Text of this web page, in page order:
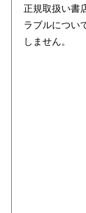
正規取扱い書
ラブルについ
しません。